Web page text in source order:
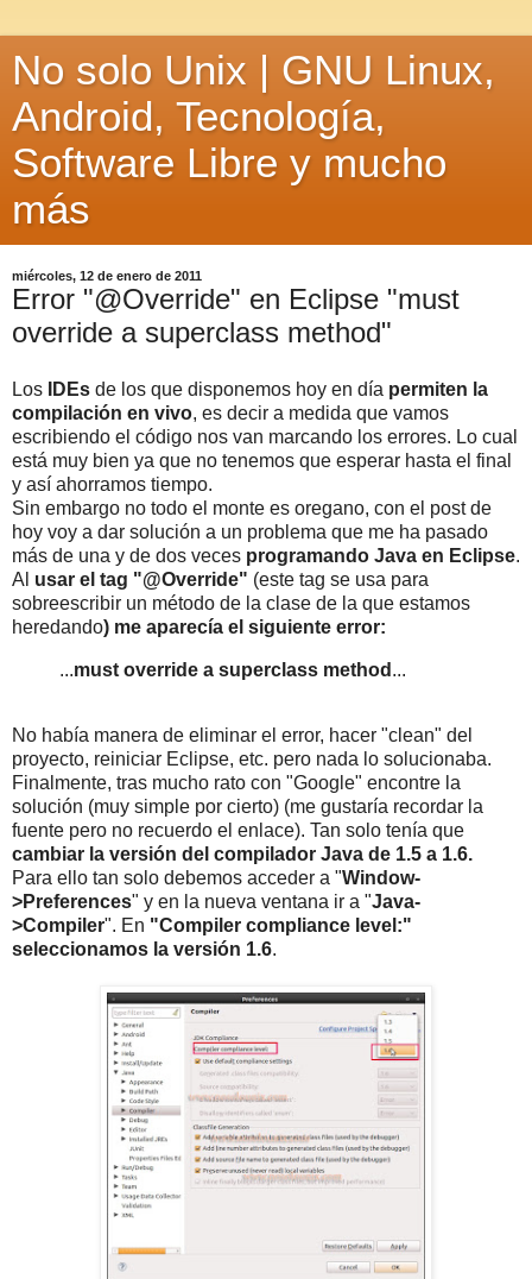
No solo Unix | GNU Linux,
Android, Tecnología,
Software Libre y mucho
más
miércoles, 12 de enero de 2011
Error "@Override" en Eclipse "must
override a superclass method"
Los IDEs de los que disponemos hoy en día permiten la
compilación en vivo, es decir a medida que vamos
escribiendo el código nos van marcando los errores. Lo cual
está muy bien ya que no tenemos que esperar hasta el final
y así ahorramos tiempo.
Sin embargo no todo el monte es oregano, con el post de
hoy voy a dar solución a un problema que me ha pasado
más de una y de dos veces programando Java en Eclipse.
Al usar el tag "@Override" (este tag se usa para
sobreescribir un método de la clase de la que estamos
heredando) me aparecía el siguiente error:
...must override a superclass method ...
No había manera de eliminar el error, hacer "clean" del
proyecto, reiniciar Eclipse, etc. pero nada lo solucionaba.
Finalmente, tras mucho rato con "Google" encontre la
solución (muy simple por cierto) (me gustaría recordar la
fuente pero no recuerdo el enlace). Tan solo tenía que
cambiar la versión del compilador Java de 1.5 a 1.6.
Para ello tan solo debemos acceder a "Window-
>Preferences" y en la nueva ventana ir a "Java-
>Compiler". En "Compiler compliance level:"
seleccionamos la versión 1.6.